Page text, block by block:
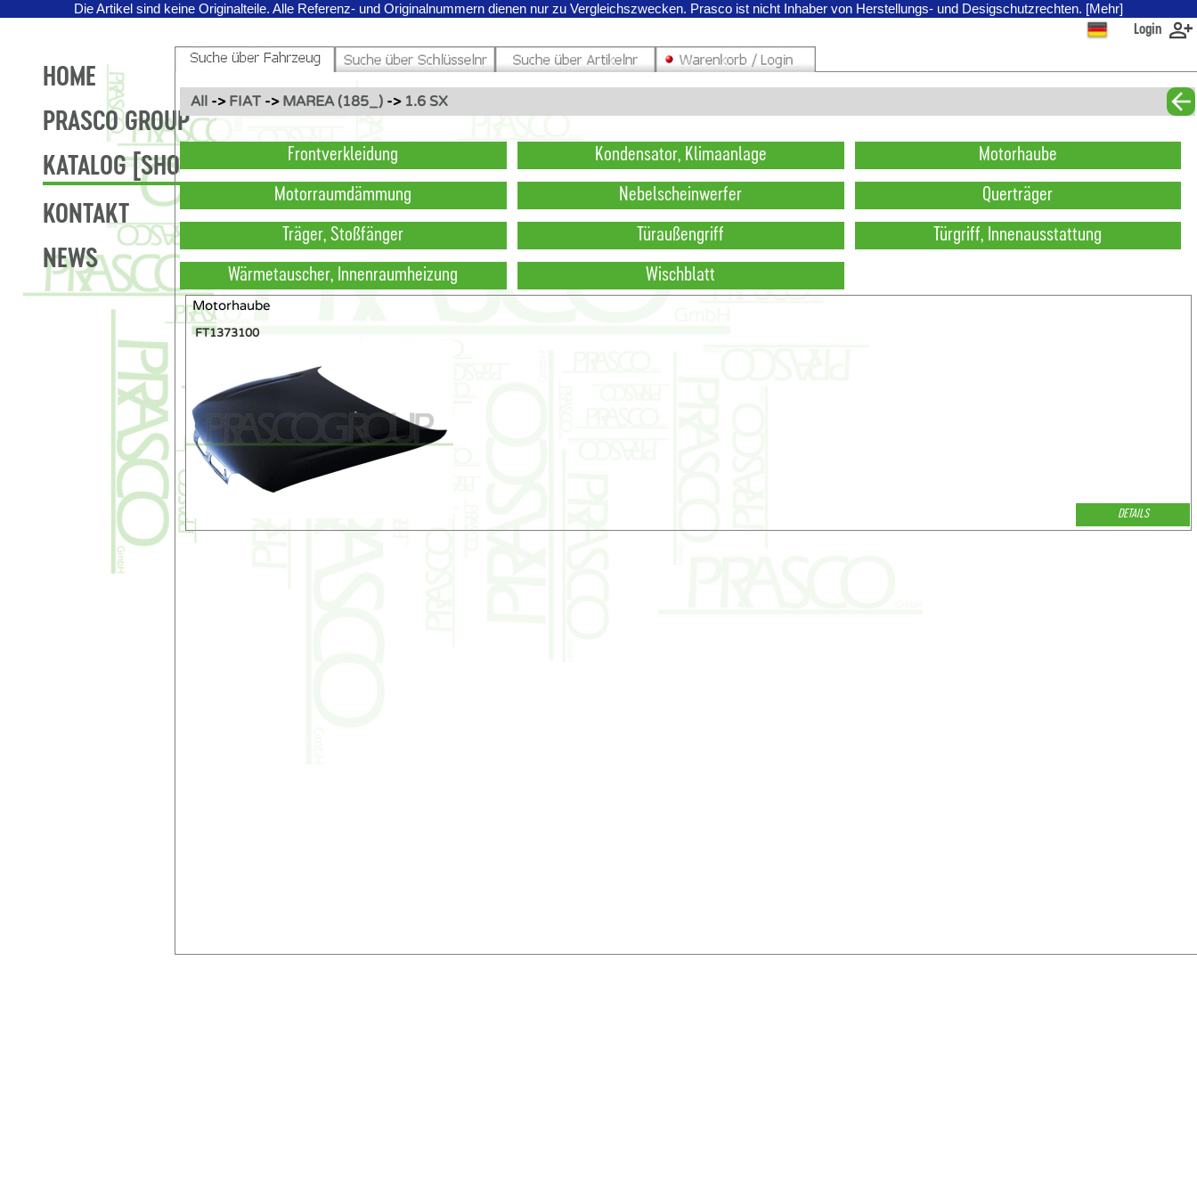
Die Artikel sind keine Originalteile. Alle Referenz- und Originalnummern dienen nur zu Vergleichszwecken. Prasco ist nicht Inhaber von Herstellungs- und Desigschutzrechten. [Mehr]
Login
HOME
PRASCO GROUP
KATALOG [SHOP]
KONTAKT
NEWS
All -> FIAT -> MAREA (185_) -> 1.6 SX
Frontverkleidung Kondensator, Klimaanlage Motorhaube
Motorraumdämmung Nebelscheinwerfer Querträger
Träger, Stoßfänger Türaußengriff Türgriff, Innenausstattung
Wärmetauscher, Innenraumheizung Wischblatt
Motorhaube
FT1373100
DETAILS